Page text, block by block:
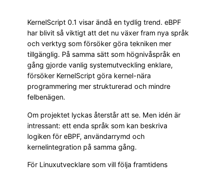
KernelScript 0.1 visar ändå en tydlig trend. eBPF
har blivit så viktigt att det nu växer fram nya språk
och verktyg som försöker göra tekniken mer
tillgänglig. På samma sätt som högnivåspråk en
gång gjorde vanlig systemutveckling enklare,
försöker KernelScript göra kernel-nära
programmering mer strukturerad och mindre
felbenägen.
Om projektet lyckas återstår att se. Men idén är
intressant: ett enda språk som kan beskriva
logiken för eBPF, användarrymd och
kernelintegration på samma gång.
För Linuxutvecklare som vill följa framtidens